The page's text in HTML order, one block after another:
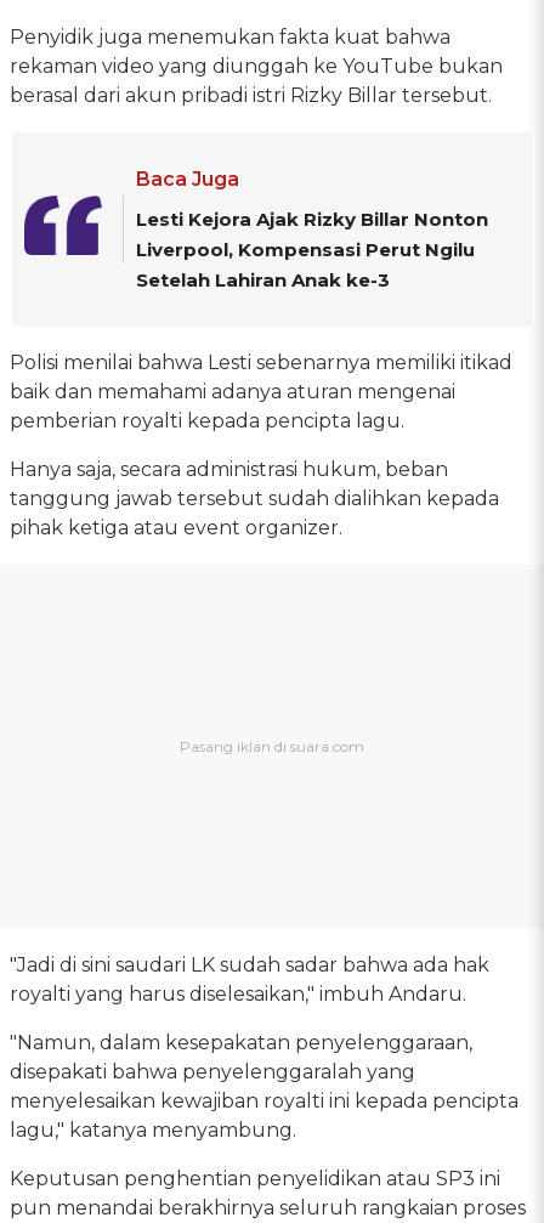
Penyidik juga menemukan fakta kuat bahwa
rekaman video yang diunggah ke YouTube bukan
berasal dari akun pribadi istri Rizky Billar tersebut.
Baca Juga
Lesti Kejora Ajak Rizky Billar Nonton
Liverpool, Kompensasi Perut Ngilu
Setelah Lahiran Anak ke-3
Polisi menilai bahwa Lesti sebenarnya memiliki itikad
baik dan memahami adanya aturan mengenai
pemberian royalti kepada pencipta lagu.
Hanya saja, secara administrasi hukum, beban
tanggung jawab tersebut sudah dialihkan kepada
pihak ketiga atau event organizer.
"Jadi di sini saudari LK sudah sadar bahwa ada hak
royalti yang harus diselesaikan," imbuh Andaru.
"Namun, dalam kesepakatan penyelenggaraan,
disepakati bahwa penyelenggaralah yang
menyelesaikan kewajiban royalti ini kepada pencipta
lagu," katanya menyambung.
Keputusan penghentian penyelidikan atau SP3 ini
pun menandai berakhirnya seluruh rangkaian proses